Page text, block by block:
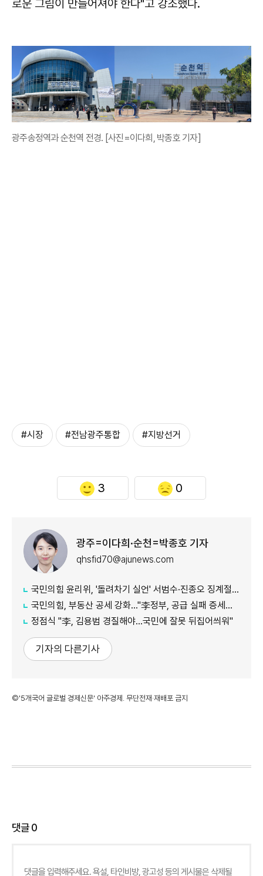
로운 그림이 만들어져야 한다"고 강조했다.
광주송정역과 순천역 전경. [사진=이다희, 박종호 기자]
#시장 #전남광주통합 #지방선거
3 0
광주=이다희·순천=박종호 기자
qhsfid70@ajunews.com
국민의힘 윤리위, '돌려차기 실언' 서범수·진종오 징계절차 개시
국민의힘, 부동산 공세 강화..."李정부, 공급 실패 증세로 덮으려 해"
정점식 "李, 김용범 경질해야...국민에 잘못 뒤집어씌워"
기자의 다른기사
©'5개국어 글로벌 경제신문' 아주경제. 무단전재·재배포 금지
댓글0